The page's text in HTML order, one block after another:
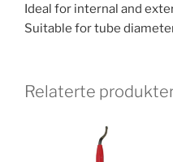
Ideal for internal and
Suitable for tube
Relaterte